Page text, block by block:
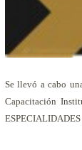
Se llevó a cabo
Capacitación